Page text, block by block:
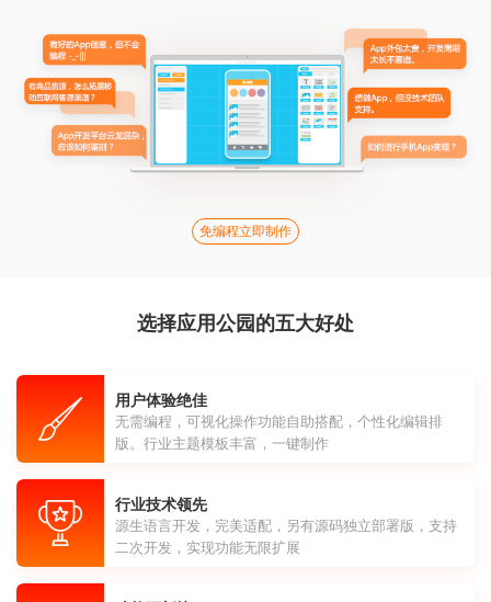
免编程立即制作
选择应用公园的五大好处
用户体验绝佳
无需编程，可视化操作功能自助搭配，个性化编辑排
版。行业主题模板丰富，一键制作
行业技术领先
源生语言开发，完美适配，另有源码独立部署版，支持
二次开发，实现功能无限扩展